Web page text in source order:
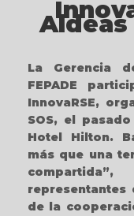
Aldeas
La Gerencia
FEPADE
InnovaRSE,
SOS, el
Hotel Hilton.
más que una
de la